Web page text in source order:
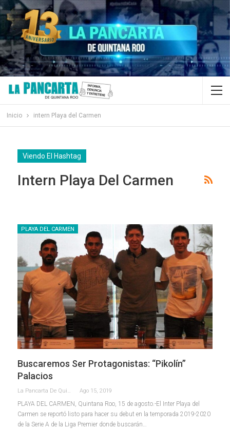
Inicio intern Playa del Carmen
Viendo El Hashtag
Intern Playa Del Carmen
PLAYA DEL CARMEN
Buscaremos Ser Protagonistas: “Pikolín”
Palacios
La Pancarta De Quintana Roo Ago 15, 2019
PLAYA DEL CARMEN, Quintana Roo, 15 de agosto.-El Inter Playa del
Carmen se reportó listo para hacer su debut en la temporada 2019-2020
de la Serie A de la Liga Premier donde buscarán…